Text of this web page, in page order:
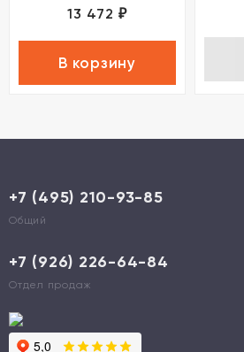
13 472 ₽
В корзину
+7 (495) 210-93-85
Общий
+7 (926) 226-64-84
Отдел продаж